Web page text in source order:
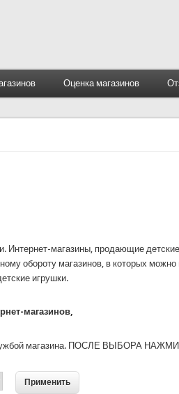
Оценка магазинов
Интернет-магазины, продающие
обороту магазинов, в которых можно
игрушки.
магазинов,
службой магазина. ПОСЛЕ ВЫБОРА